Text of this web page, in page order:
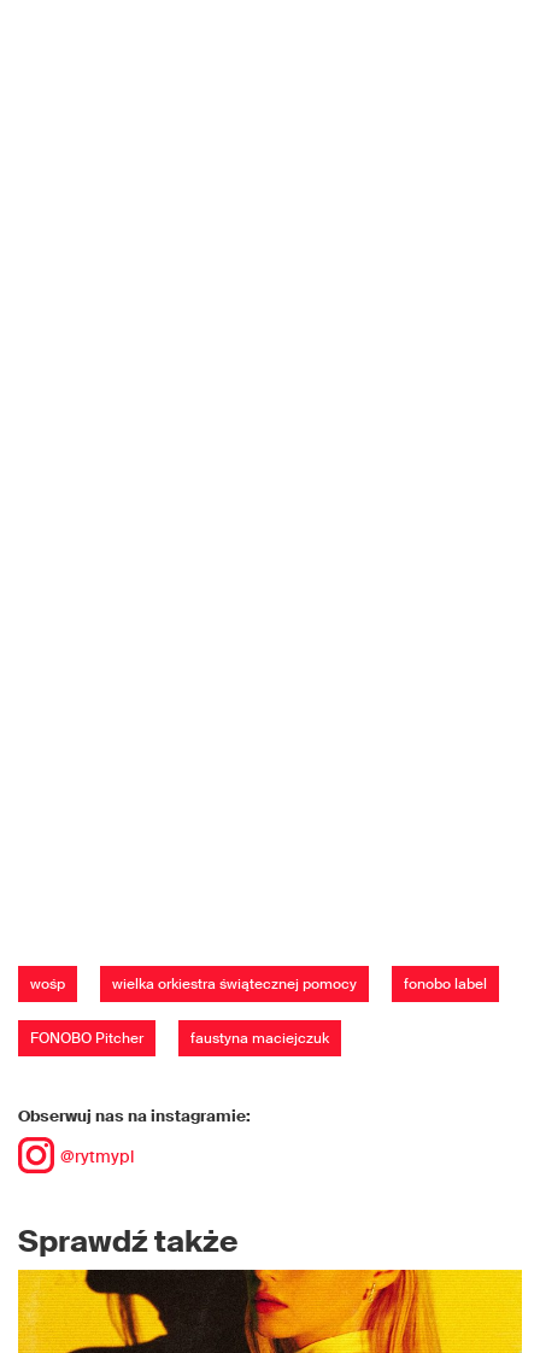
wośp wielka orkiestra świątecznej pomocy fonobo label
FONOBO Pitcher faustyna maciejczuk
Obserwuj nas na instagramie:
@rytmypl
Sprawdź także